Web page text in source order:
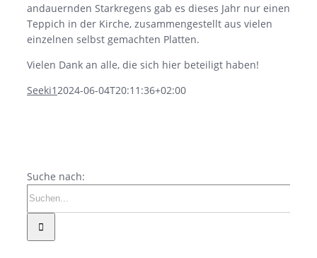
andauernden Starkregens gab es dieses Jahr nur einen
Teppich in der Kirche, zusammengestellt aus vielen
einzelnen selbst gemachten Platten.
Vielen Dank an alle, die sich hier beteiligt haben!
Seeki1 2024-06-04T20:11:36+02:00
Suche nach: